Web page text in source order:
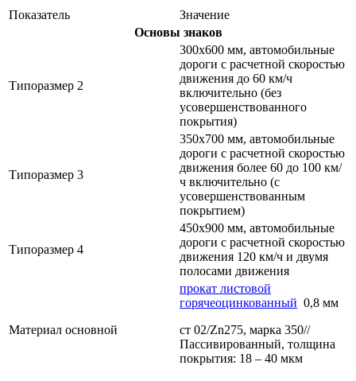
Показатель
Значение
Основы знаков
Типоразмер 2
300х600 мм, автомобильные
дороги с расчетной скоростью
движения до 60 км/ч
включительно (без
усовершенствованного
покрытия)
Типоразмер 3
350х700 мм, автомобильные
дороги с расчетной скоростью
движения более 60 до 100 км/
ч включительно (с
усовершенствованным
покрытием)
Типоразмер 4
450х900 мм, автомобильные
дороги с расчетной скоростью
движения 120 км/ч и двумя
полосами движения
Материал основной
прокат листовой
горячеоцинкованный 0,8 мм
ст 02/Zn275, марка 350//
Пассивированный, толщина
покрытия: 18 – 40 мкм